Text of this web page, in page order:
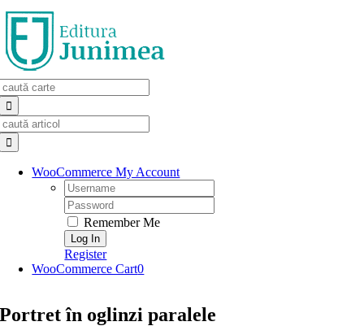
Skip
to
content
WooCommerce My Account
Username:
Password:
Remember Me
Register
WooCommerce Cart0
Portret în oglinzi paralele